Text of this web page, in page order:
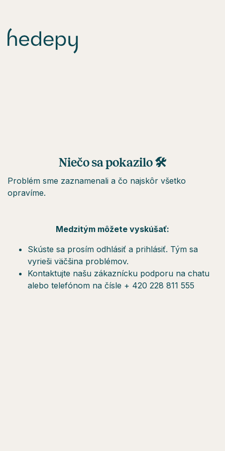
Niečo sa pokazilo 🛠
Problém sme zaznamenali a čo najskôr všetko
opravíme.
Medzitým môžete vyskúšať:
Skúste sa prosím odhlásiť a prihlásiť. Tým sa
vyrieši väčšina problémov.
Kontaktujte našu zákaznícku podporu na chatu
alebo telefónom na čísle + 420 228 811 555